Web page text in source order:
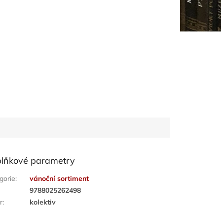
parametry
:
vánoční sortiment
9788025262498
:
kolektiv